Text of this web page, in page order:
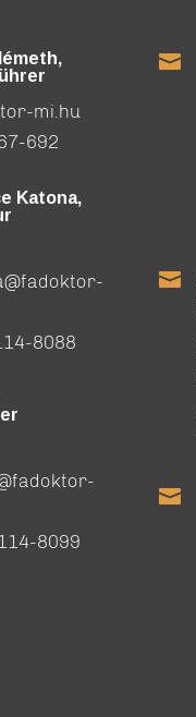
mi.hu
692
Katona,
8088
8099


